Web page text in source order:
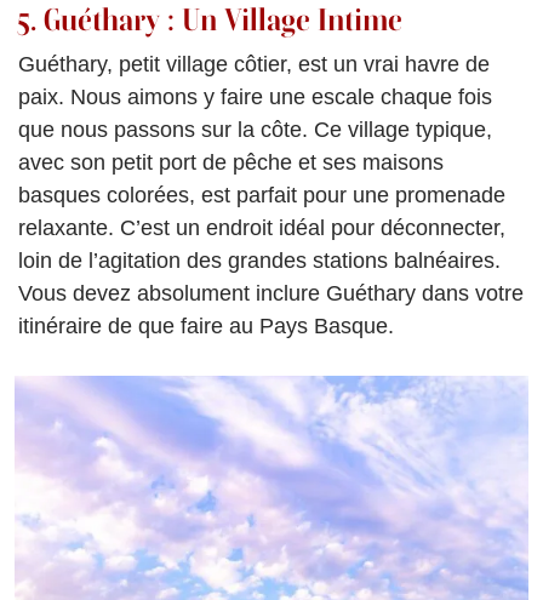
5. Guéthary : Un Village Intime
Guéthary, petit village côtier, est un vrai havre de
paix. Nous aimons y faire une escale chaque fois
que nous passons sur la côte. Ce village typique,
avec son petit port de pêche et ses maisons
basques colorées, est parfait pour une promenade
relaxante. C’est un endroit idéal pour déconnecter,
loin de l’agitation des grandes stations balnéaires.
Vous devez absolument inclure Guéthary dans votre
itinéraire de que faire au Pays Basque.